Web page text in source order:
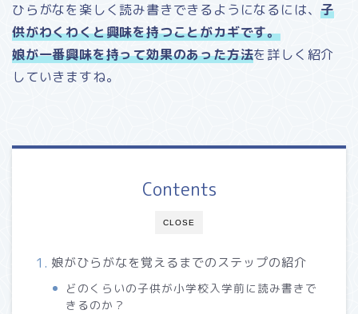
ひらがなを楽しく読み書きできるようになるには、子
供がわくわくと興味を持つことがカギです。
娘が一番興味を持って効果のあった方法を詳しく紹介
していきますね。
CLOSE
Contents
娘がひらがなを覚えるまでのステップの紹介
どのくらいの子供が小学校入学前に読み書きで
きるのか？